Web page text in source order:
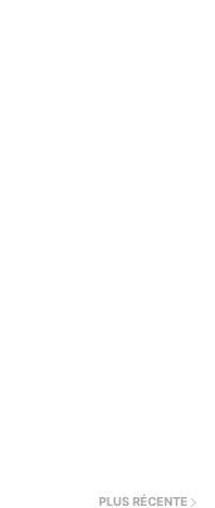
PLUS RÉCENTE